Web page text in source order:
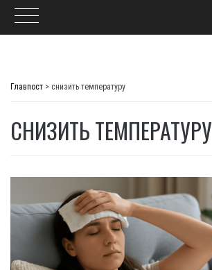
Главпост > снизить температуру
СНИЗИТЬ ТЕМПЕРАТУРУ